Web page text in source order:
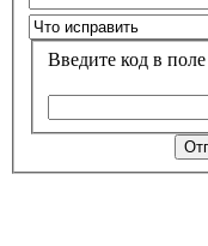
Введите код в